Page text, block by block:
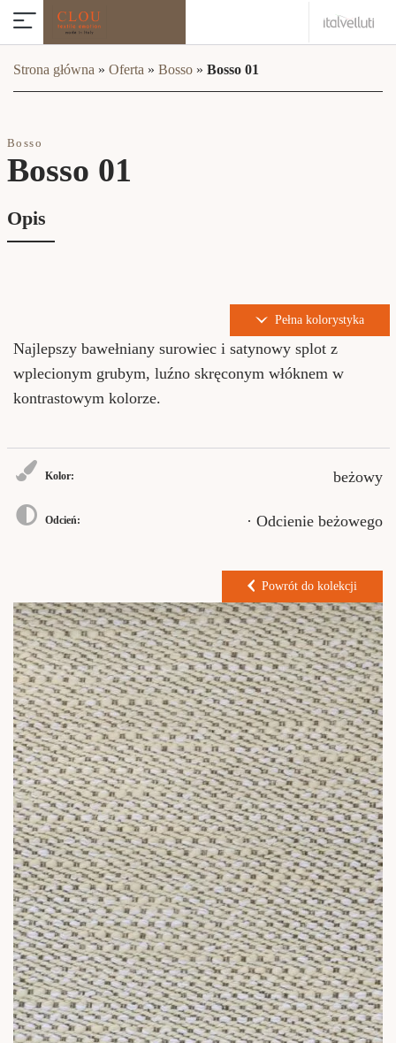
Strona główna » Oferta » Bosso » Bosso 01
Bosso
Bosso 01
Opis
Pełna kolorystyka
Najlepszy bawełniany surowiec i satynowy splot z
wplecionym grubym, luźno skręconym włóknem w
kontrastowym kolorze.
Kolor: beżowy
Odcień: · Odcienie beżowego
Powrót do kolekcji